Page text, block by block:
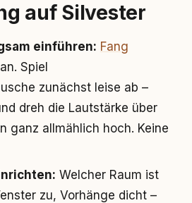
auf Silvester
einführen: Fang
Spiel
zunächst leise ab –
dreh die Lautstärke über
ganz allmählich hoch. Keine
Welcher Raum ist
zu, Vorhänge dicht –